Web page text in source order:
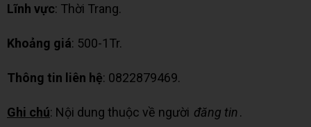
Lĩnh vực: Thời Trang.
Khoảng giá: 500-1Tr.
Thông tin liên hệ: 0822879469.
Ghi chú: Nội dung thuộc về người đăng tin.